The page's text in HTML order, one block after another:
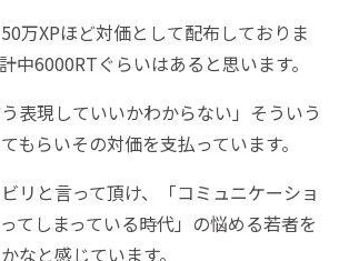
万XPほど対価として配布しておりま
中6000RTぐらいはあると思います。
表現していいかわからない」そういう
もらいその対価を支払っています。
リと言って頂け、「コミュニケーショ
てしまっている時代」の悩める若者を
なと感じています。